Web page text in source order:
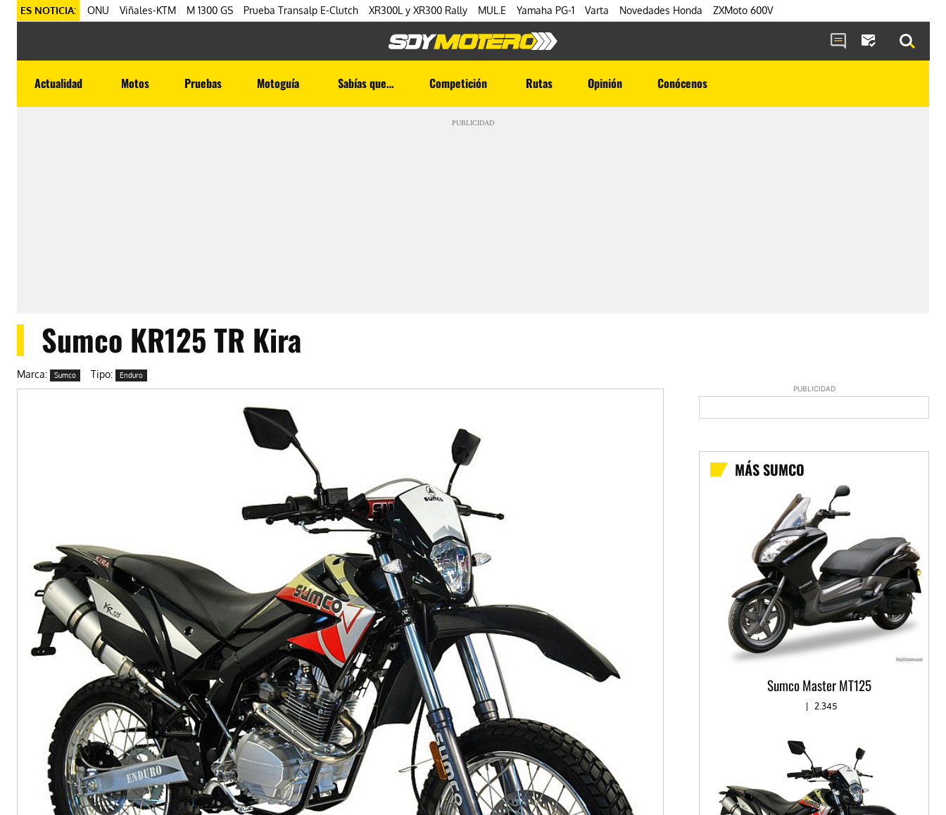
ES NOTICIA: ONU Viñales-KTM M 1300 GS Prueba Transalp E-Clutch XR300L y XR300 Rally MUL.E Yamaha PG-1 Varta Novedades Honda ZXMoto 600V
Actualidad Motos Pruebas Motoguía Sabías que… Competición Rutas Opinión Conócenos
PUBLICIDAD
Sumco KR125 TR Kira
Marca: Sumco Tipo: Enduro
PUBLICIDAD
MÁS SUMCO
Sumco Master MT125
| 2.345